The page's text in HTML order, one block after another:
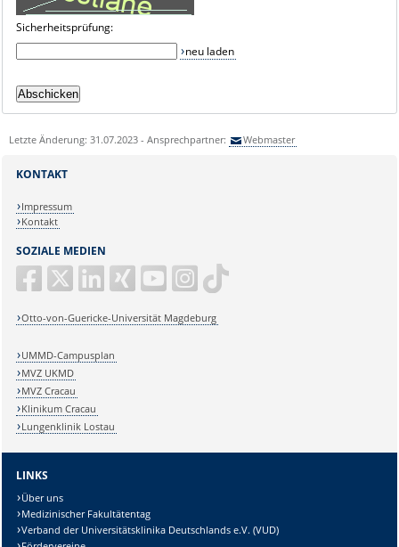
Sicherheitsprüfung:
neu laden
Letzte Änderung: 31.07.2023 - Ansprechpartner: Webmaster
SOZIALE MEDIEN
Otto-von-Guericke-Universität Magdeburg
KONTAKT
Impressum
Kontakt
UMMD-Campusplan
MVZ UKMD
MVZ Cracau
Klinikum Cracau
Lungenklinik Lostau
LINKS
Über uns
Medizinischer Fakultätentag
Verband der Universitätsklinika Deutschlands e.V. (VUD)